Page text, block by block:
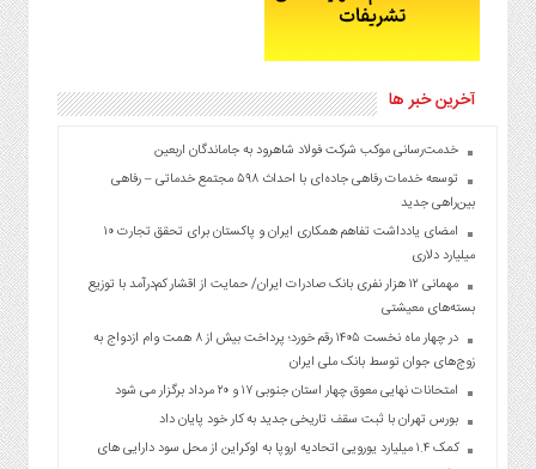
آخرین خبر ها
خدمت‌رسانی موکب شرکت فولاد شاهرود به جاماندگان اربعین
توسعه خدمات رفاهی جاده‌ای با احداث ۵۹۸ مجتمع خدماتی – رفاهی
بین‌راهی جدید
امضای یادداشت تفاهم همکاری ایران و پاکستان برای تحقق تجارت ۱۰
میلیارد دلاری
مهمانی ۱۲ هزار نفری بانک صادرات ایران/ حمایت از اقشار کم‌درآمد با توزیع
بسته‌های معیشتی
در چهار ماه نخست ۱۴۰۵ رقم خورد؛ پرداخت بیش از ۸ همت وام ازدواج به
زوج‌های جوان توسط بانک ملی ایران
امتحانات نهایی معوق چهار استان جنوبی ۱۷ و ۲۰ مرداد برگزار می شود
بورس تهران با ثبت سقف تاریخی جدید به کار خود پایان داد
کمک ۱.۴ میلیارد یورویی اتحادیه اروپا به اوکراین از محل سود دارایی های